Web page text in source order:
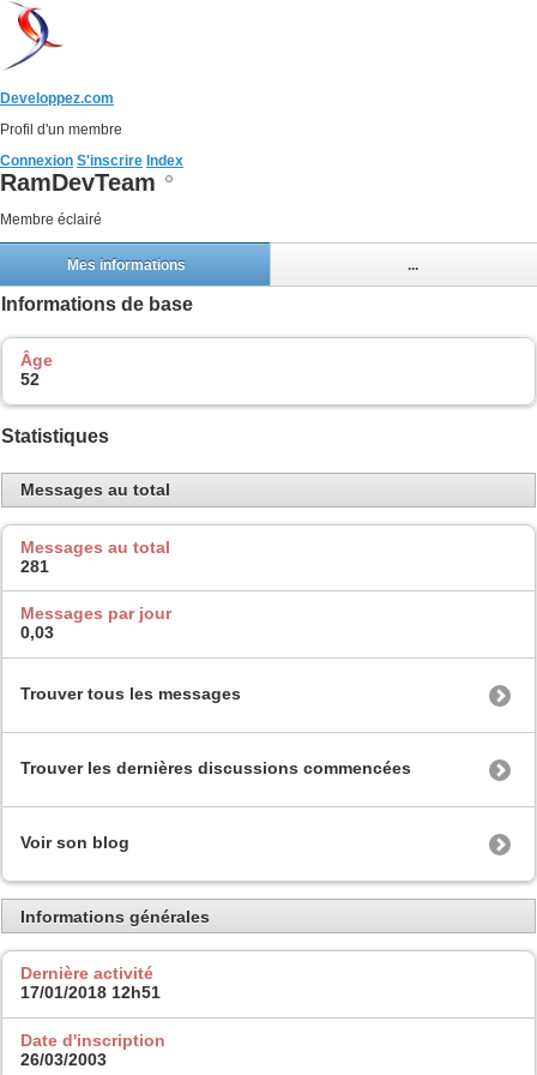
Developpez.com
Profil d'un membre
Connexion S'inscrire Index
RamDevTeam
Membre éclairé
Mes informations ...
Informations de base
Âge
52
Statistiques
Messages au total
Messages au total
281
Messages par jour
0,03
Trouver tous les messages
Trouver les dernières discussions commencées
Voir son blog
Informations générales
Dernière activité
17/01/2018 12h51
Date d'inscription
26/03/2003